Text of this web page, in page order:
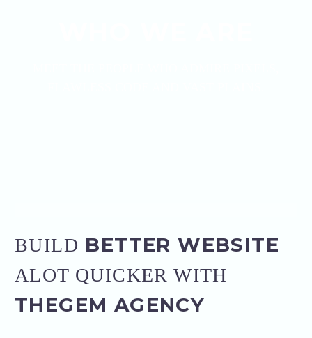
BUILD BETTER WEBSITE
ALOT QUICKER WITH
THEGEM AGENCY